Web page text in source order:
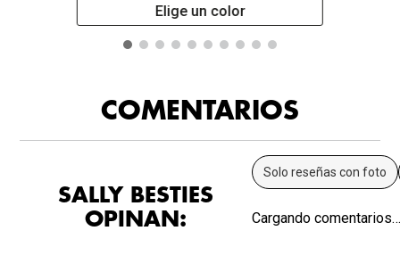
Elige un color
COMENTARIOS
SALLY BESTIES
OPINAN:
Solo reseñas con foto
Cargando